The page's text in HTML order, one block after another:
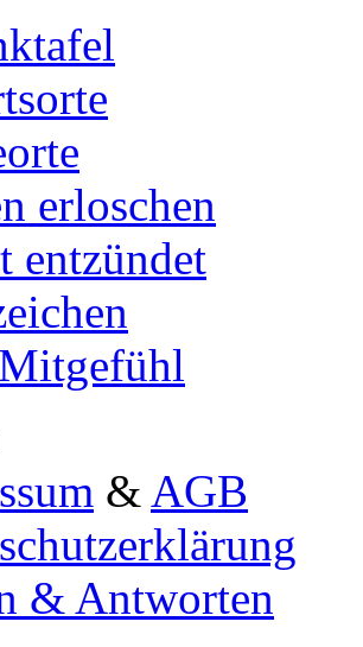
erloschen
entzündet
& AGB
& Antworten